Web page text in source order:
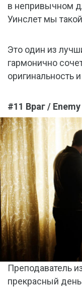
в непривычном
Уинслет мы
Это один из
гармонично
оригинальность
#11 Враг / Enemy
Преподаватель
прекрасный